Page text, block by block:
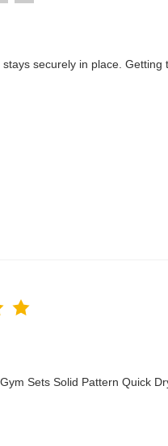
securely in place. Getting
Sets Solid Pattern Quick